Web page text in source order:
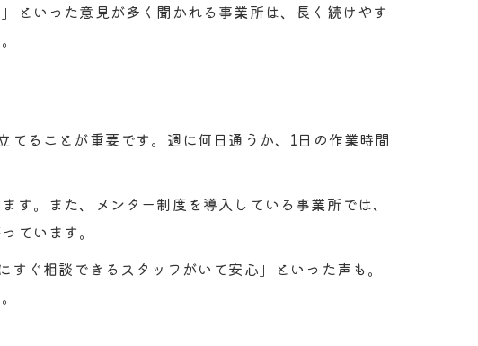
する方法
効果
解説
ト
ト比較
といった意見が多く聞かれる事業所は、長く続けやす
ることが重要です。週に何日通うか、1日の作業時間
。また、メンター制度を導入している事業所では、
ています。
ぐ相談できるスタッフがいて安心」といった声も。